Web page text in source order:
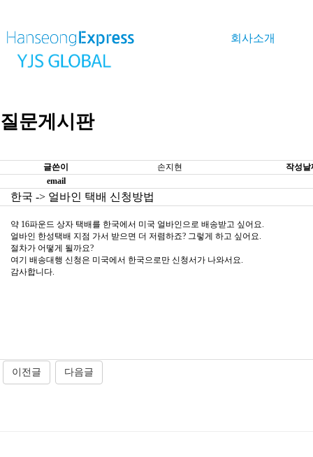
회사소개
질문게시판
글쓴이 손지현
작성날
email
한국 -> 얼바인 택배 신청방법
약 16파운드 상자 택배를 한국에서 미국 얼바인으로 배송받고 싶어요.
얼바인 한성택배 지점 가서 받으면 더 저렴하죠? 그렇게 하고 싶어요.
절차가 어떻게 될까요?
여기 배송대행 신청은 미국에서 한국으로만 신청서가 나와서요.
감사합니다.